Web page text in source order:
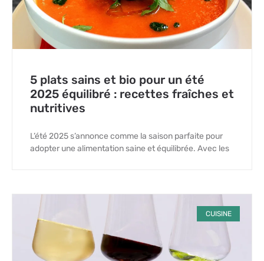
5 plats sains et bio pour un été
2025 équilibré : recettes fraîches et
nutritives
L’été 2025 s’annonce comme la saison parfaite pour
adopter une alimentation saine et équilibrée. Avec les
CUISINE